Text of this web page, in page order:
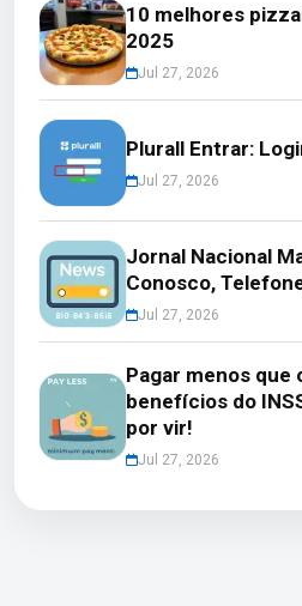
10 melhores
2025
Jul 27, 2026
Plurall Entrar:
Jul 27, 2026
Jornal Nacional
Conosco,
Jul 27, 2026
Pagar menos que
benefícios do
por vir!
Jul 27, 2026